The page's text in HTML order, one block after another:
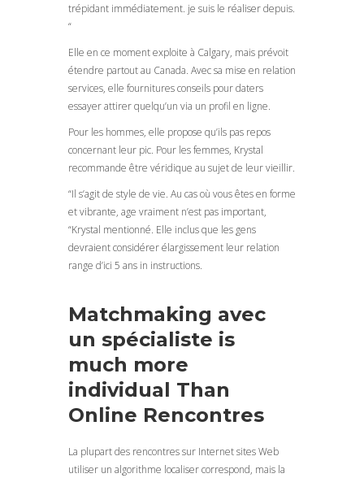
trépidant immédiatement. je suis le réaliser depuis.
“
Elle en ce moment exploite à Calgary, mais prévoit
étendre partout au Canada. Avec sa mise en relation
services, elle fournitures conseils pour daters
essayer attirer quelqu’un via un profil en ligne.
Pour les hommes, elle propose qu’ils pas repos
concernant leur pic. Pour les femmes, Krystal
recommande être véridique au sujet de leur vieillir.
“Il s’agit de style de vie. Au cas où vous êtes en forme
et vibrante, age vraiment n’est pas important,
“Krystal mentionné. Elle inclus que les gens
devraient considérer élargissement leur relation
range d’ici 5 ans in instructions.
Matchmaking avec
un spécialiste is
much more
individual Than
Online Rencontres
La plupart des rencontres sur Internet sites Web
utiliser un algorithme localiser correspond, mais la